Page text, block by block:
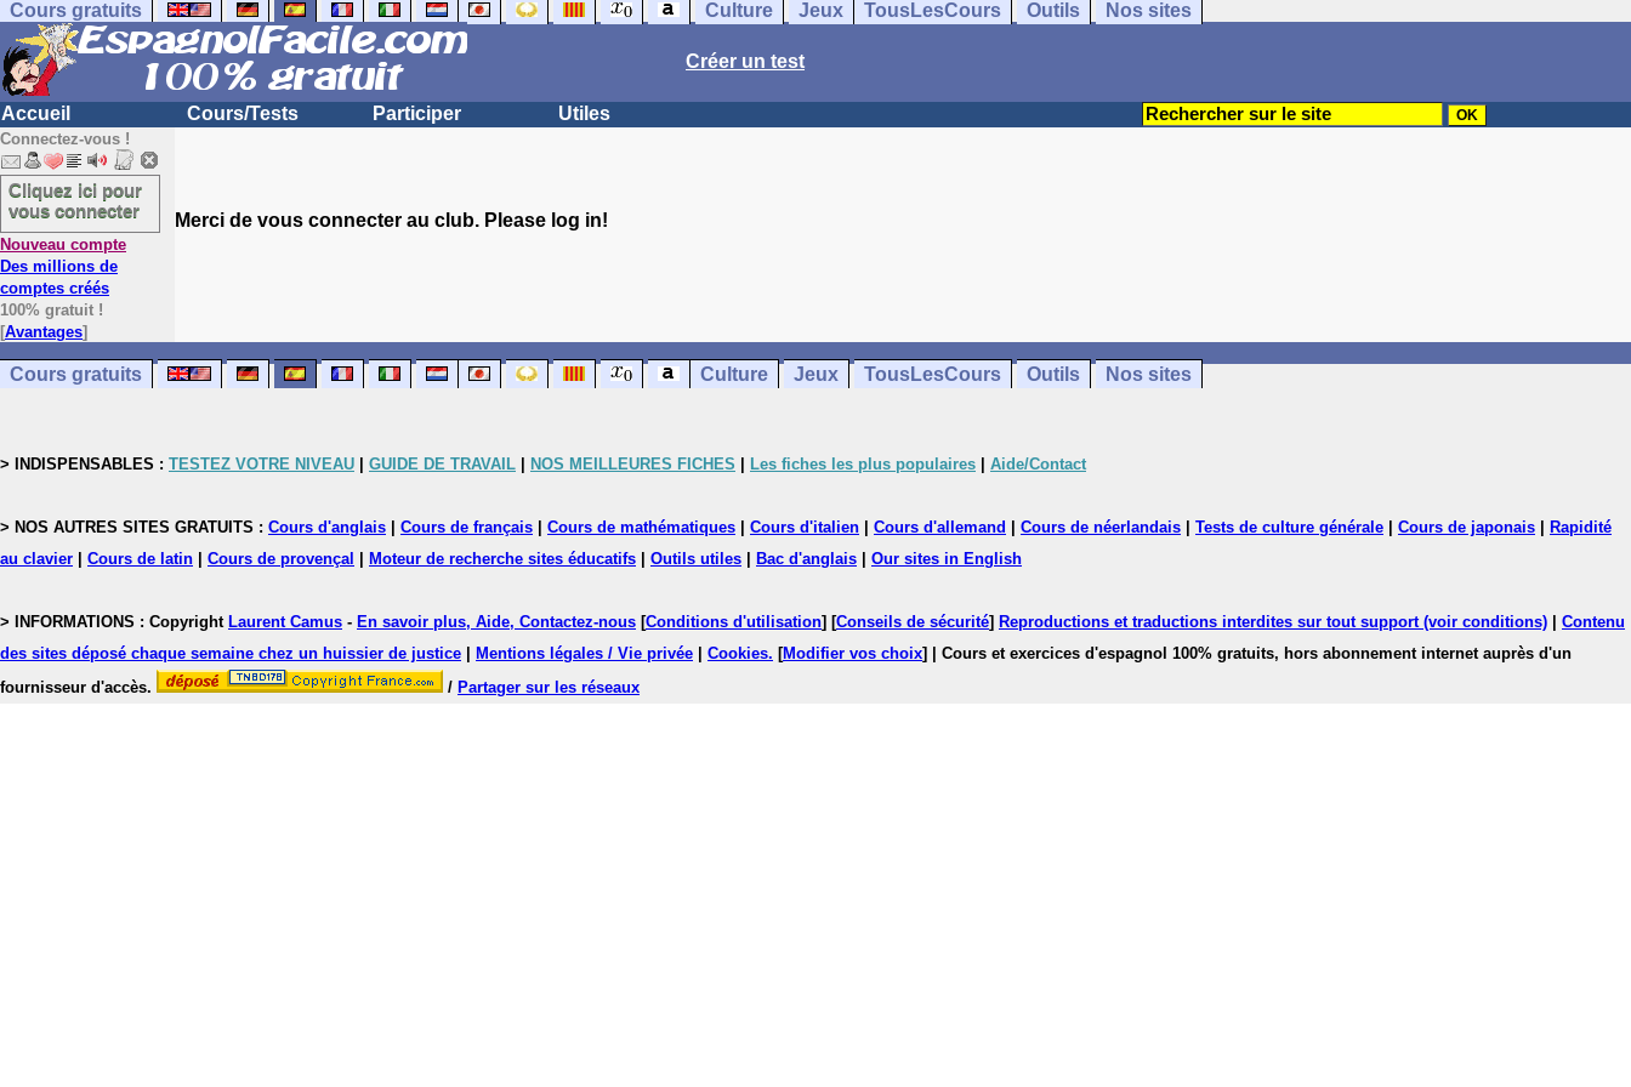
Cours gratuits Culture Jeux TousLesCours Outils Nos sites
Créer un test
Accueil Cours/Tests Participer Utiles
Connectez-vous !
Cliquez ici pour
vous connecter
Nouveau compte
Des millions de
comptes créés
100% gratuit !
[Avantages]
Merci de vous connecter au club. Please log in!
Cours gratuits Culture Jeux TousLesCours Outils Nos sites
> INDISPENSABLES : TESTEZ VOTRE NIVEAU GUIDE DE TRAVAIL NOS MEILLEURES FICHES Les fiches les plus populaires Aide/Contact
> NOS AUTRES SITES GRATUITS : Cours d'anglais Cours de français Cours de mathématiques Cours d'italien Cours d'allemand Cours de néerlandais Tests de culture générale Cours de japonais
Rapidité
au clavier
Cours de latin Cours de provençal Moteur de recherche sites éducatifs Outils utiles Bac d'anglais Our sites in English
> INFORMATIONS : Copyright Laurent Camus - En savoir plus, Aide, Contactez-nous [Conditions d'utilisation] [Conseils de sécurité] Reproductions et traductions interdites sur tout support (voir conditions)
Contenu
des sites déposé chaque semaine chez un huissier de justice
Mentions légales / Vie privée Cookies. [Modifier vos choix]
| Cours et exercices d'espagnol 100% gratuits, hors abonnement internet auprès d'un
fournisseur d'accès.
/ Partager sur les réseaux